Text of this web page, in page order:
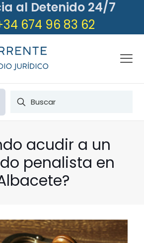
al Detenido 24/7
674 96 83 62
acudir a un
penalista en